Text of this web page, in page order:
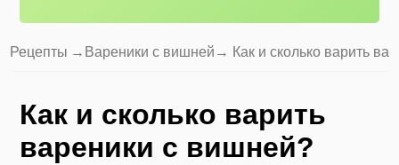
Рецепты → Вареники с вишней → Как и сколько варить
Как и сколько варить
вареники с вишней?